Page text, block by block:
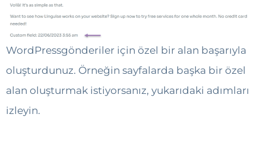
WordPressgönderiler için özel bir alan başarıyla
oluşturdunuz. Örneğin sayfalarda başka bir özel
alan oluşturmak istiyorsanız, yukarıdaki adımları
izleyin.